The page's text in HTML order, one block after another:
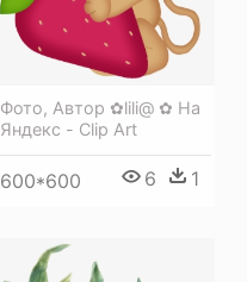
Фото, Автор ✿lili@ ✿ На
Яндекс - Clip Art
600*600 6 1